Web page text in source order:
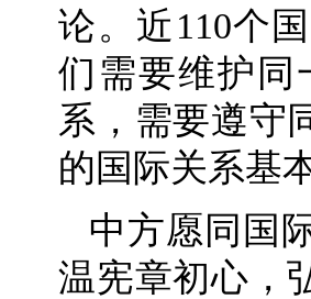
论。近110个
们需要维护同
系，需要遵守
的国际关系基
中方愿同国
温宪章初心，